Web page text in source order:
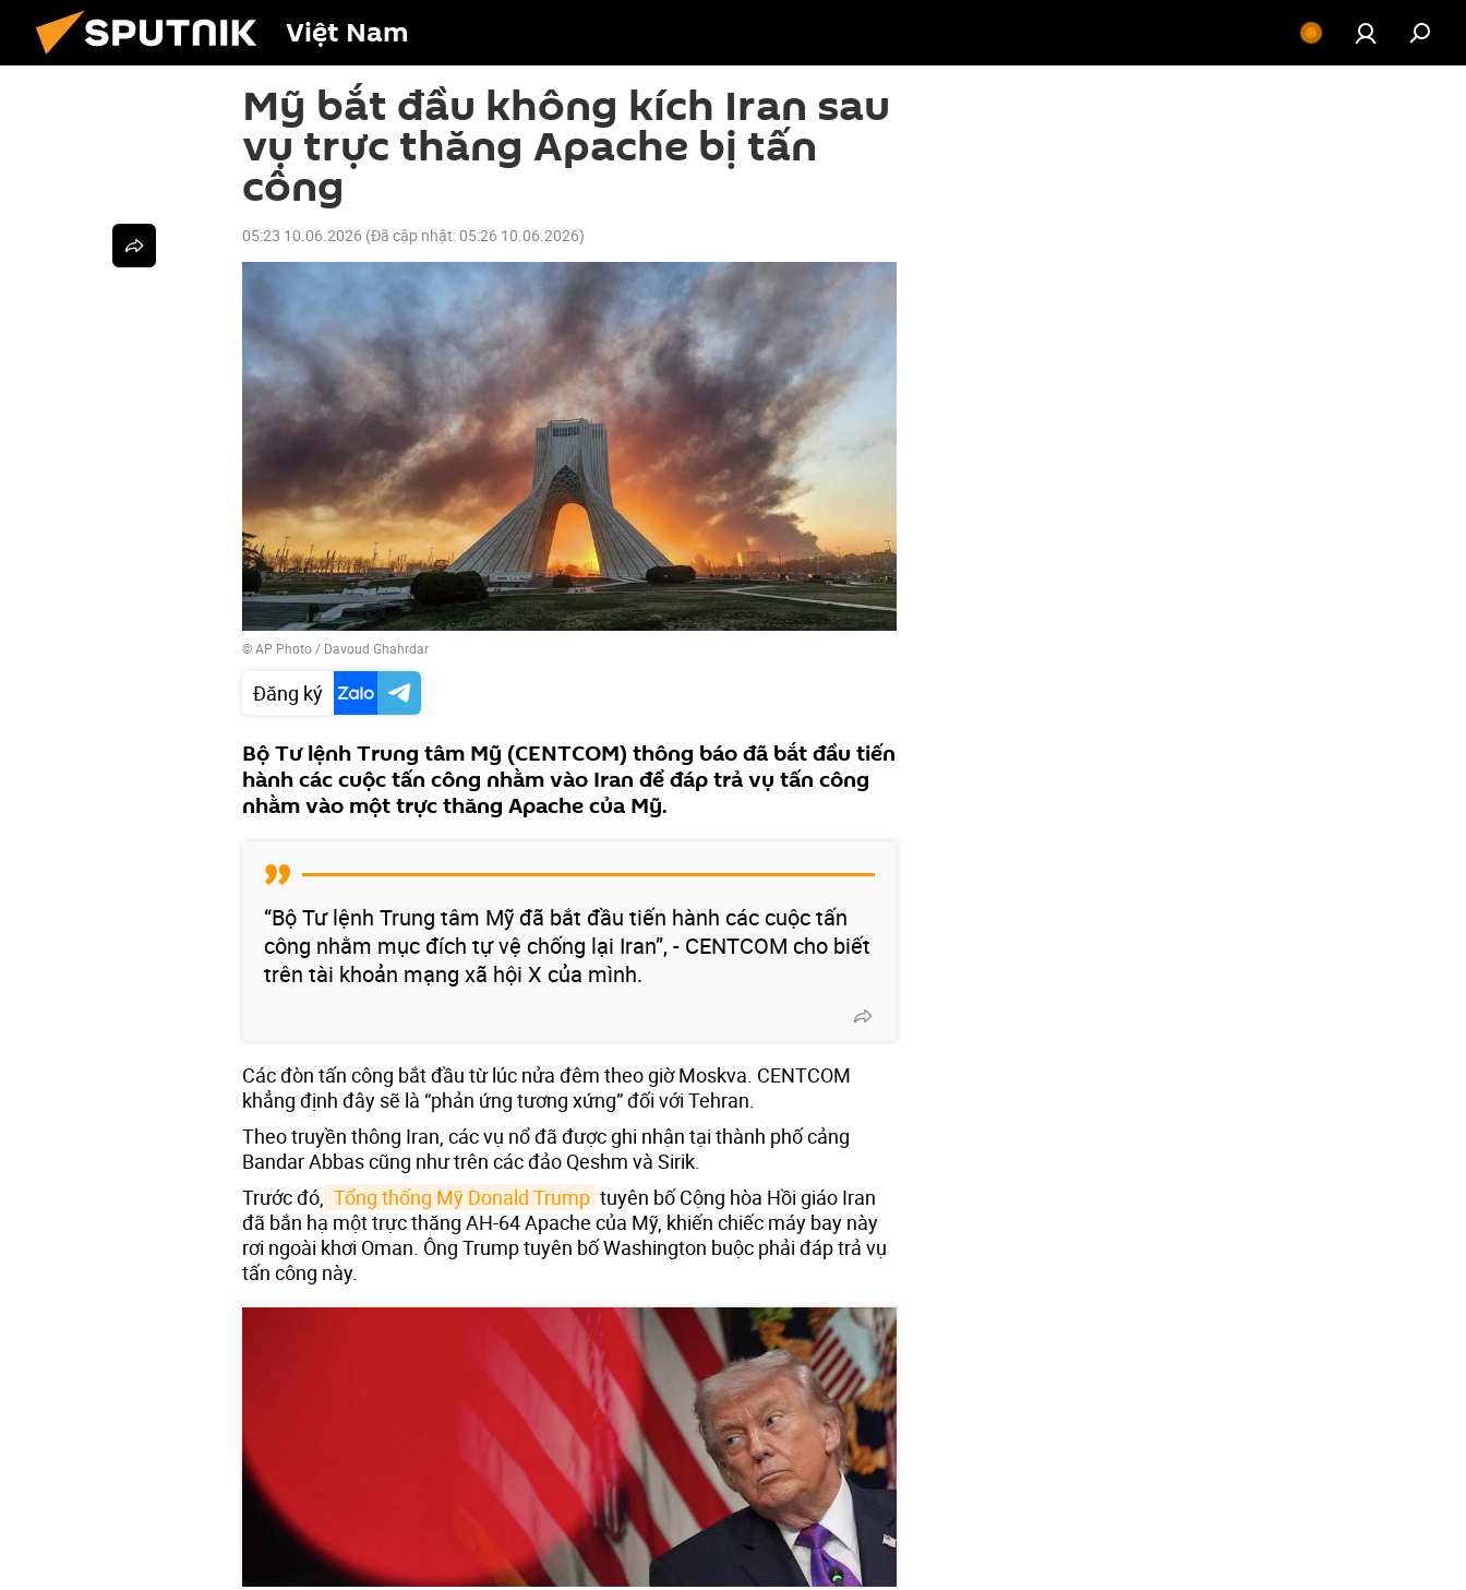
Việt Nam
Mỹ bắt đầu không kích Iran sau
vụ trực thăng Apache bị tấn
công
05:23 10.06.2026 (Đã cập nhật:05:26 10.06.2026)
© AP Photo / Davoud Ghahrdar
Đăng ký
Bộ Tư lệnh Trung tâm Mỹ (CENTCOM) thông báo đã bắt đầu tiến
hành các cuộc tấn công nhằm vào Iran để đáp trả vụ tấn công
nhằm vào một trực thăng Apache của Mỹ.
“Bộ Tư lệnh Trung tâm Mỹ đã bắt đầu tiến hành các cuộc tấn
công nhằm mục đích tự vệ chống lại Iran”, - CENTCOM cho biết
trên tài khoản mạng xã hội X của mình.
Các đòn tấn công bắt đầu từ lúc nửa đêm theo giờ Moskva. CENTCOM
khẳng định đây sẽ là “phản ứng tương xứng” đối với Tehran.
Theo truyền thông Iran, các vụ nổ đã được ghi nhận tại thành phố cảng
Bandar Abbas cũng như trên các đảo Qeshm và Sirik.
Trước đó, Tổng thống Mỹ Donald Trump tuyên bố Cộng hòa Hồi giáo Iran
đã bắn hạ một trực thăng AH-64 Apache của Mỹ, khiến chiếc máy bay này
rơi ngoài khơi Oman. Ông Trump tuyên bố Washington buộc phải đáp trả vụ
tấn công này.